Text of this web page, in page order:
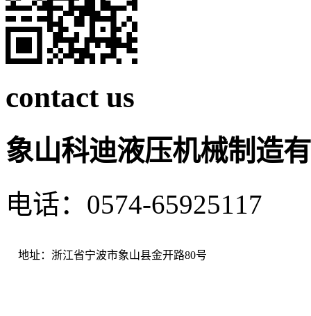
contact us
象山科迪液压机械制造
电话：0574-65925117
地址：浙江省宁波市象山县金开路80号